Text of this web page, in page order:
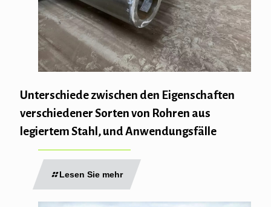
Unterschiede zwischen den Eigenschaften
verschiedener Sorten von Rohren aus
legiertem Stahl, und Anwendungsfälle
Lesen Sie mehr